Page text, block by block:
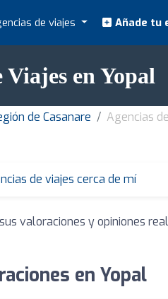
de viajes Añade tu
Viajes en Yopal
de Casanare Agencias
de viajes cerca de mí
valoraciones y opiniones
en Yopal